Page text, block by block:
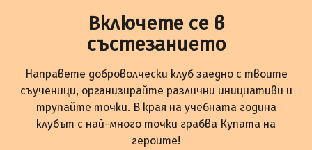
Включете се в
състезанието
Направете доброволчески клуб заедно с твоите
съученици, организирайте различни инициативи и
трупайте точки. В края на учебната година
клубът с най-много точки грабва Купата на
героите!